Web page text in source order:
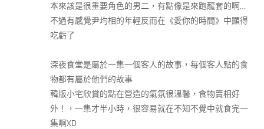
本來該是很重要角色的男二，有點像是來跑龍套的啊…
不過有感覺尹均相的年輕反而在《愛你的時間》中顯得
吃虧了
深夜食堂是屬於一集一個客人的故事，每個客人點的食
物都有屬於他們的故事
韓版小宅欣賞的點在營造的氣氛很溫馨，食物賣相好
外！，一集才半小時，很容易就在不知不覺中就食完一
集啊XD